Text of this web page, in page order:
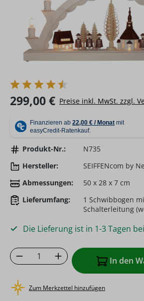
Regulärer Preis:
299,00 € Preise inkl. MwSt. zzgl.
Produkt-Nr.:
N735
Hersteller:
SEIFFENcom by
Abmessungen:
50 x 28 x 7 cm
Lieferumfang:
1 Schwibbogen
Schalterleitung
Die Lieferung ist in 1-3 Tagen
Produkt Anzahl: Gib den
In den
Zum Merkzettel hinzufügen